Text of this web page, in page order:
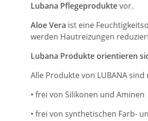
Lubana Pflegeproduktevor.
Aloe Vera ist eine
werden Hautreizungen
Lubana Produkte orientieren
Alle Produkte von LUBANA
• frei von Silikonen und Aminen
• frei von synthetischen Farb-